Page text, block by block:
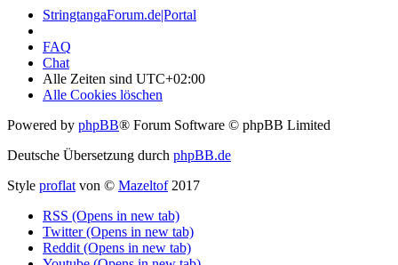
StringtangaForum.de|Portal
FAQ
Chat
Alle Zeiten sind UTC+02:00
Alle Cookies löschen
Powered by phpBB® Forum Software © phpBB Limited
Deutsche Übersetzung durch phpBB.de
Style proflat von © Mazeltof2017
RSS (Opens in new tab)
Twitter (Opens in new tab)
Reddit (Opens in new tab)